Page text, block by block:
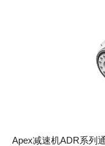
Apex减速机ADR系列